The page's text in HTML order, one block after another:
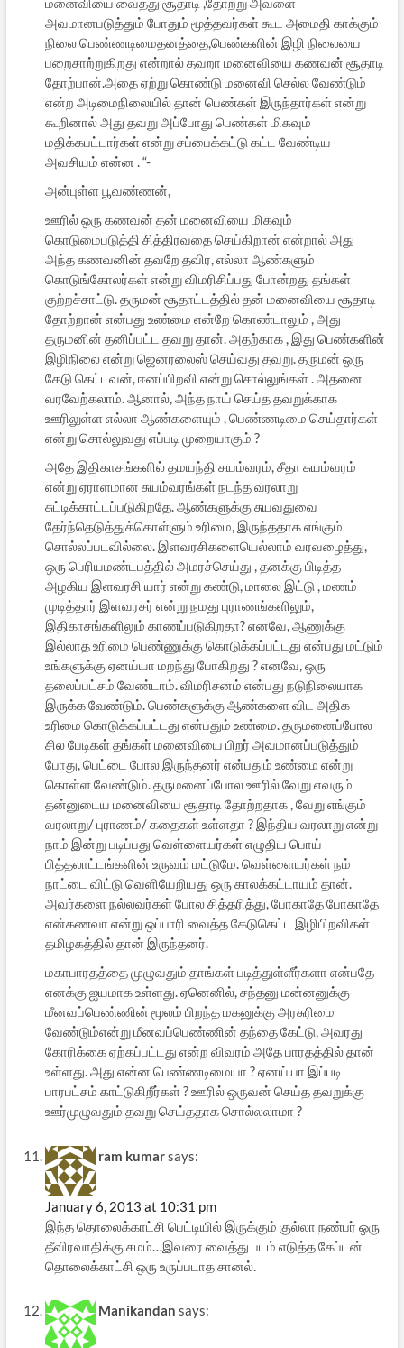
அவமானபடுத்தும் போதும் மூத்தவர்கள் கூட அமைதி காக்கும்
நிலை பெண்ணடிமைதனத்தை,பெண்களின் இழி நிலையை
பறைசாற்றுகிறது என்றால் தவறா மனைவியை கணவன் சூதாடி
தோற்பான்.அதை ஏற்று கொண்டு மனைவி செல்ல வேண்டும்
என்ற அடிமைநிலையில் தான் பெண்கள் இருந்தார்கள் என்று
கூறினால் அது தவறு அப்போது பெண்கள் மிகவும்
மதிக்கபட்டார்கள் என்று சப்பைக்கட்டு கட்ட வேண்டிய
அவசியம் என்ன . “-
அன்புள்ள பூவண்ணன்,
ஊரில் ஒரு கணவன் தன் மனைவியை மிகவும்
கொடுமைபடுத்தி சித்திரவதை செய்கிறான் என்றால் அது
அந்த கணவனின் தவறே தவிர, எல்லா ஆண்களும்
கொடுங்கோலர்கள் என்று விமரிசிப்பது போன்றது தங்கள்
குற்றச்சாட்டு. தருமன் சூதாட்டத்தில் தன் மனைவியை சூதாடி
தோற்றான் என்பது உண்மை என்றே கொண்டாலும் , அது
தருமனின் தனிப்பட்ட தவறு தான். அதற்காக , இது பெண்களின்
இழிநிலை என்று ஜெனரலைஸ் செய்வது தவறு. தருமன் ஒரு
கேடு கெட்டவன், ஈனப்பிறவி என்று சொல்லுங்கள் . அதனை
வரவேற்கலாம். ஆனால், அந்த நாய் செய்த தவறுக்காக
ஊரிலுள்ள எல்லா ஆண்களையும் , பெண்ணடிமை செய்தார்கள்
என்று சொல்லுவது எப்படி முறையாகும் ?
அதே இதிகாசங்களில் தமயந்தி சுயம்வரம், சீதா சுயம்வரம்
என்று ஏராளமான சுயம்வரங்கள் நடந்த வரலாறு
சுட்டிக்காட்டப்படுகிறதே. ஆண்களுக்கு சுயவதுவை
தேர்ந்தெடுத்துக்கொள்ளும் உரிமை, இருந்ததாக எங்கும்
சொல்லப்படவில்லை. இளவரசிகளையெல்லாம் வரவழைத்து,
ஒரு பெரியமண்டபத்தில் அமரச்செய்து , தனக்கு பிடித்த
அழகிய இளவரசி யார் என்று கண்டு, மாலை இட்டு , மணம்
முடித்தார் இளவரசர் என்று நமது புராணங்களிலும்,
இதிகாசங்களிலும் காணப்படுகிறதா? எனவே, ஆணுக்கு
இல்லாத உரிமை பெண்ணுக்கு கொடுக்கப்பட்டது என்பது மட்டும்
உங்களுக்கு ஏனய்யா மறந்து போகிறது ? எனவே, ஒரு
தலைப்பட்சம் வேண்டாம். விமரிசனம் என்பது நடுநிலையாக
இருக்க வேண்டும். பெண்களுக்கு ஆண்களை விட அதிக
உரிமை கொடுக்கப்பட்டது என்பதும் உண்மை. தருமனைப்போல
சில பேடிகள் தங்கள் மனைவியை பிறர் அவமானப்படுத்தும்
போது, பெட்டை போல இருந்தனர் என்பதும் உண்மை என்று
கொள்ள வேண்டும். தருமனைப்போல ஊரில் வேறு எவரும்
தன்னுடைய மனைவியை சூதாடி தோற்றதாக , வேறு எங்கும்
வரலாறு/ புராணம்/ கதைகள் உள்ளதா ? இந்திய வரலாறு என்று
நாம் இன்று படிப்பது வெள்ளையர்கள் எழுதிய பொய்
பித்தலாட்டங்களின் உருவம் மட்டுமே. வெள்ளையர்கள் நம்
நாட்டை விட்டு வெளியேறியது ஒரு காலக்கட்டாயம் தான்.
அவர்களை நல்லவர்கள் போல சித்தரித்து, போகாதே போகாதே
என்கணவா என்று ஒப்பாரி வைத்த கேடுகெட்ட இழிபிறவிகள்
தமிழகத்தில் தான் இருந்தனர்.
மகாபாரதத்தை முழுவதும் தாங்கள் படித்துள்ளீர்களா என்பதே
எனக்கு ஐயமாக உள்ளது. ஏனெனில், சந்தனு மன்னனுக்கு
மீனவப்பெண்ணின் மூலம் பிறந்த மகனுக்கு அரசுரிமை
வேண்டும்என்று மீனவப்பெண்ணின் தந்தை கேட்டு, அவரது
கோரிக்கை ஏற்கப்பட்டது என்ற விவரம் அதே பாரதத்தில் தான்
உள்ளது. அது என்ன பெண்ணடிமையா ? ஏனய்யா இப்படி
பாரபட்சம் காட்டுகிறீர்கள் ? ஊரில் ஒருவன் செய்த தவறுக்கு
ஊர்முழுவதும் தவறு செய்ததாக சொல்லலாமா ?
ram kumarsays:
January 6, 2013 at 10:31 pm
இந்த தொலைக்காட்சி பெட்டியில் இருக்கும் குல்லா நண்பர் ஒரு
தீவிரவாதிக்கு சமம்…இவரை வைத்து படம் எடுத்த கேப்டன்
தொலைக்காட்சி ஒரு உருப்படாத சானல்.
Manikandan says: